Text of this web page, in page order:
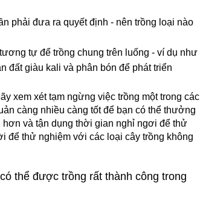
phải đưa ra quyết định - nên trồng loại nào
tự để trồng chung trên luống - ví dụ như
đất giàu kali và phân bón để phát triển
xem xét tạm ngừng việc trồng một trong các
càng nhiều càng tốt để bạn có thể thưởng
và tận dụng thời gian nghỉ ngơi để thử
để thử nghiệm với các loại cây trồng không
thể được trồng rất thành công trong